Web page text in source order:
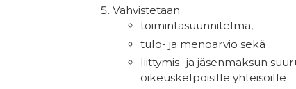
Vahvistetaan
toimintasuunnitelma,
tulo- ja menoarvio sekä
liittymis- ja jäsenmaksun
oikeuskelpoisille yhteisöille